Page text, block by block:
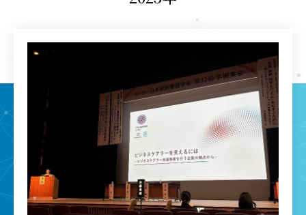
資料ダウンロード
FacebookTwitter